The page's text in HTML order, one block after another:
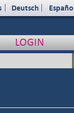
Deutsch
LOGIN